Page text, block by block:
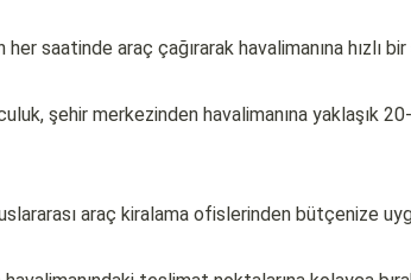
saatinde araç çağırarak havalimanına hızlı
şehir merkezinden havalimanına yaklaşık
araç kiralama ofislerinden bütçenize